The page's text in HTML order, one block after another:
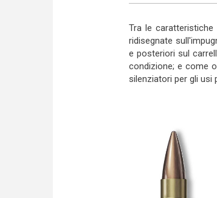
Tra le caratteristiche
ridisegnate
e posteriori sul
condizione; e come
silenziatori per gli usi